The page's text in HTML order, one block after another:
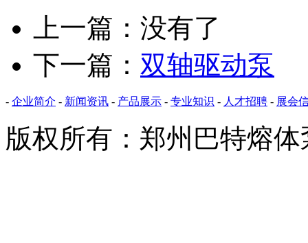
上一篇：没有了
下一篇： 双轴驱动泵
- 企业简介 - 新闻资讯 - 产品展示 - 专业知识 - 人才招聘 - 展会
版权所有：郑州巴特熔